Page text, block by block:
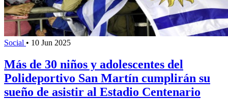
Social • 10 Jun 2025
Más de 30 niños y adolescentes del
Polideportivo San Martín cumplirán su
sueño de asistir al Estadio Centenario